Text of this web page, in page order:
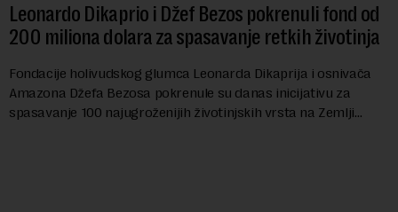
Leonardo Dikaprio i Džef Bezos pokrenuli fond od
200 miliona dolara za spasavanje retkih životinja
Fondacije holivudskog glumca Leonarda Dikaprija i osnivača
Amazona Džefa Bezosa pokrenule su danas inicijativu za
spasavanje 100 najugroženijih životinjskih vrsta na Zemlji